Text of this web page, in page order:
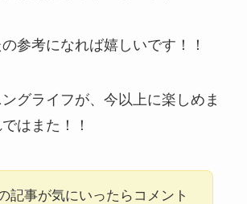
参考になれば嬉しいです！！
グライフが、今以上に楽しめま
はまた！！
記事が気にいったらコメント